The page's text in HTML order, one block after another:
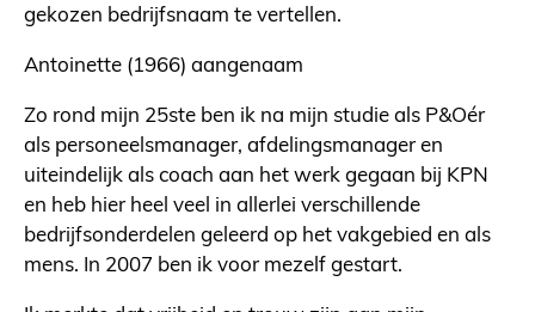
gekozen bedrijfsnaam te vertellen.
Antoinette (1966) aangenaam
Zo rond mijn 25ste ben ik na mijn studie als P&Oér
als personeelsmanager, afdelingsmanager en
uiteindelijk als coach aan het werk gegaan bij KPN
en heb hier heel veel in allerlei verschillende
bedrijfsonderdelen geleerd op het vakgebied en als
mens. In 2007 ben ik voor mezelf gestart.